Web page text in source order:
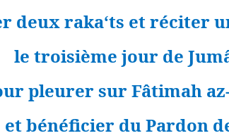
deux raka‘ts et réciter
le troisième jour de
pleurer sur Fâtimah
et bénéficier du Pardon